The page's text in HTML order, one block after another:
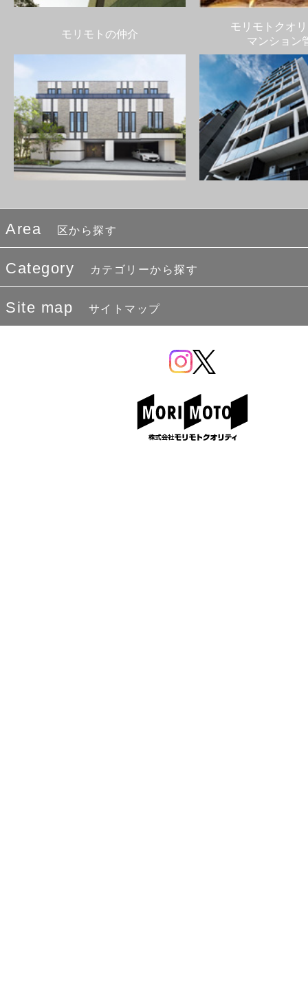
モリモトの仲介
モリモトクオ
マンション
Area 区から探す
Category カテゴリーから探す
Site map サイトマップ